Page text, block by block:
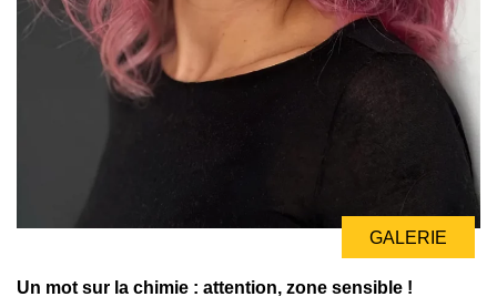
GALERIE
Un mot sur la chimie : attention, zone sensible !